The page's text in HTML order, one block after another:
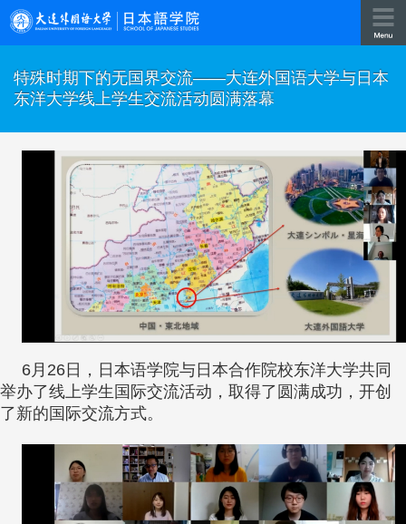
特殊时期下的无国界交流——大连外国语大学与日本
东洋大学线上学生交流活动圆满落幕
6月26日，日本语学院与日本合作院校东洋大学共同
举办了线上学生国际交流活动，取得了圆满成功，开创
了新的国际交流方式。